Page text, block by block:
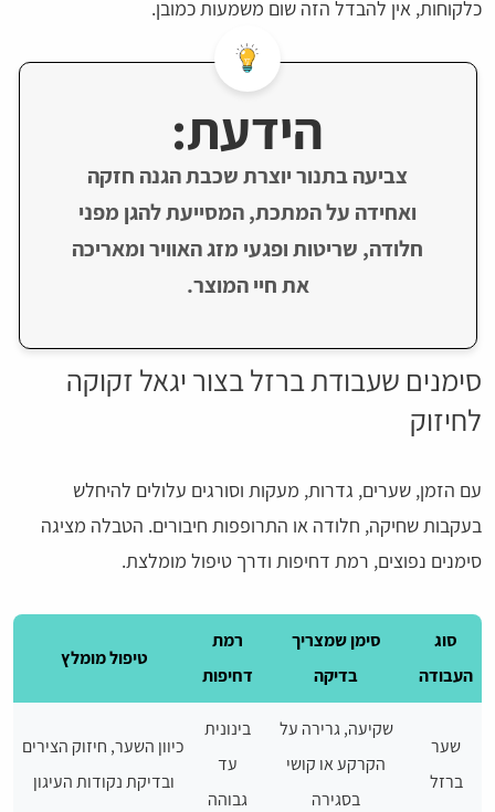
כלקוחות, אין להבדל הזה שום משמעות כמובן.
הידעת:
צביעה בתנור יוצרת שכבת הגנה חזקה
ואחידה על המתכת, המסייעת להגן מפני
חלודה, שריטות ופגעי מזג האוויר ומאריכה
את חיי המוצר.
סימנים שעבודת ברזל בצור יגאל זקוקה
לחיזוק
עם הזמן, שערים, גדרות, מעקות וסורגים עלולים להיחלש
בעקבות שחיקה, חלודה או התרופפות חיבורים. הטבלה מציגה
סימנים נפוצים, רמת דחיפות ודרך טיפול מומלצת.
סוג
העבודה
סימן שמצריך
בדיקה
רמת
דחיפות
טיפול מומלץ
שער
ברזל
שקיעה, גרירה על
הקרקע או קושי
בסגירה
בינונית
עד
גבוהה
כיוון השער, חיזוק הצירים
ובדיקת נקודות העיגון